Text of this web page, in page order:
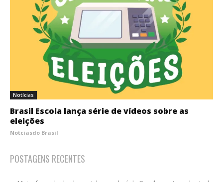
Notícias
Brasil Escola lança série de vídeos sobre as
eleições
Notciasdo Brasil
POSTAGENS RECENTES